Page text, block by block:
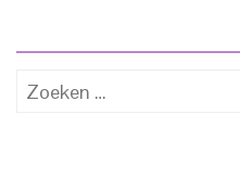
Zoeken